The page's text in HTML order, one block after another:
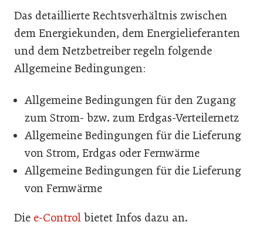
Das detaillierte Rechtsverhältnis zwischen
dem Energie­kunden, dem Energielieferanten
und dem Netzbetreiber regeln folgende
Allgemeine Bedingungen:
Allgemeine Bedingungen für den Zugang
zum Strom- bzw. zum Erdgas-Verteilernetz
Allgemeine Bedingungen für die Lieferung
von Strom, Erdgas oder Fernwärme
Allgemeine Bedingungen für die Lieferung
von Fernwärme
Die e-Control bietet Infos dazu an.